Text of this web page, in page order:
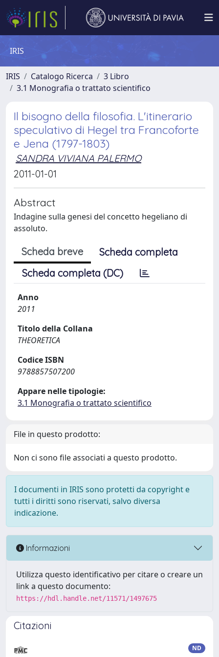
IRIS
IRIS Catalogo Ricerca
3 Libro
3.1 Monografia o trattato scientifico
Il bisogno della filosofia. L'itinerario
speculativo di Hegel tra Francoforte
e Jena (1797-1803)
SANDRA VIVIANA PALERMO
2011-01-01
Abstract
Indagine sulla genesi del concetto hegeliano di
assoluto.
Scheda breve
Scheda completa
Scheda completa (DC)
Anno
2011
Titolo della Collana
THEORETICA
Codice ISBN
9788857507200
Appare nelle tipologie:
3.1 Monografia o trattato scientifico
File in questo prodotto:
Non ci sono file associati a questo prodotto.
I documenti in IRIS sono protetti da copyright e
tutti i diritti sono riservati, salvo diversa
indicazione.
Informazioni
Utilizza questo identificativo per citare o creare un
link a questo documento:
https://hdl.handle.net/11571/1497675
Citazioni
ND